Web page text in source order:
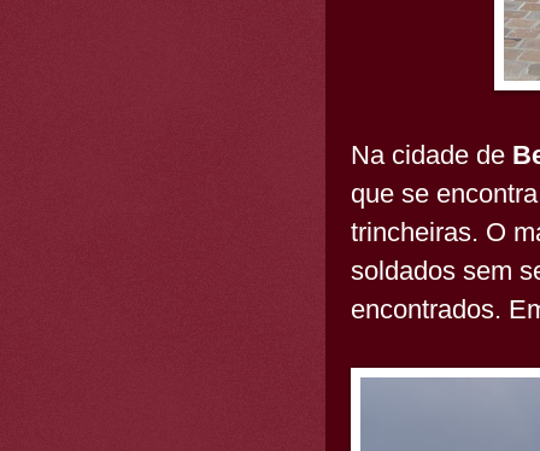
Na cidade de
que se
trincheiras. O
soldados sem
encontrados.